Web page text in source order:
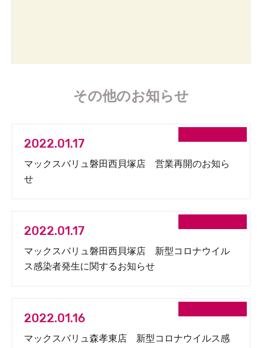
その他のお知らせ
2022.01.17
マックスバリュ磐田西貝塚店 営業再開のお知ら
せ
2022.01.17
マックスバリュ磐田西貝塚店 新型コロナウイル
ス感染者発生に関するお知らせ
2022.01.16
マックスバリュ森孝東店 新型コロナウイルス感